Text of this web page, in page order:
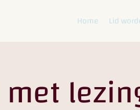
Home Lid